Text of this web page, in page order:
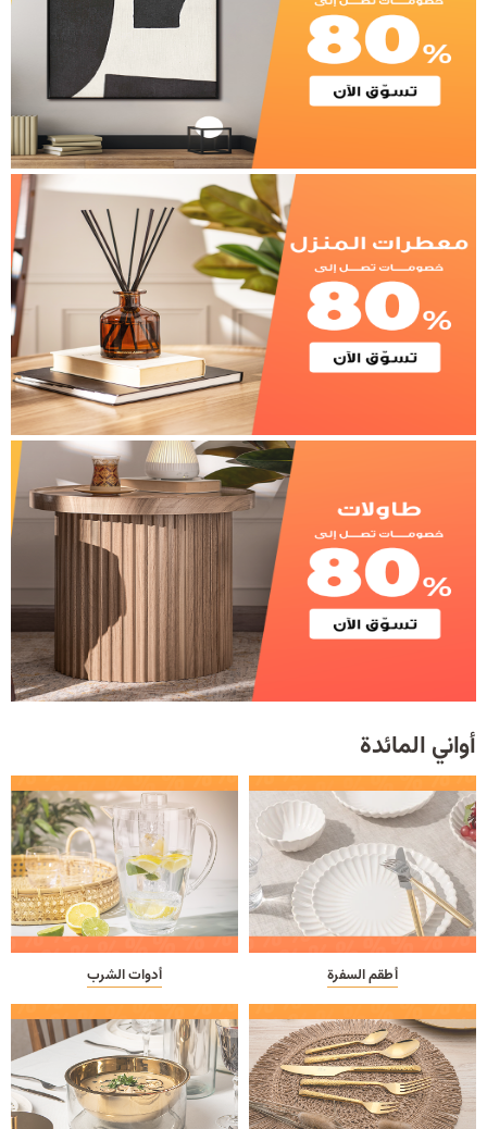
أواني المائدة
أطقم السفرة أدوات الشرب